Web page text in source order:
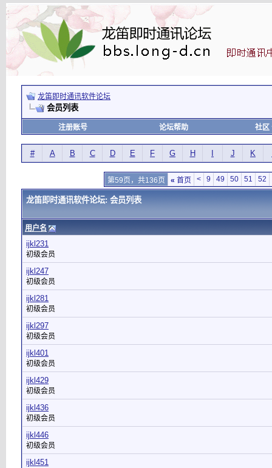
龙笛即时通讯软件论坛
会员列表
注册账号 论坛帮助 社区
# A B C D E F G H J K
第59页，共136页 « 首页 < 9 49 50 51 52
龙笛即时通讯软件论坛: 会员列表
用户名
ijkl231
初级会员
ijkl247
初级会员
ijkl281
初级会员
ijkl297
初级会员
ijkl401
初级会员
ijkl429
初级会员
ijkl436
初级会员
ijkl446
初级会员
ijkl451